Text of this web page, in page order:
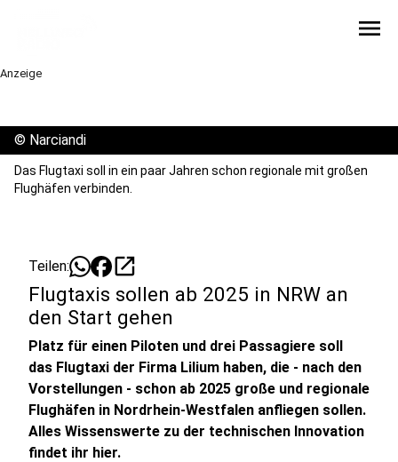
menu
Anzeige
© Narciandi
Das Flugtaxi soll in ein paar Jahren schon regionale mit großen
Flughäfen verbinden.
Teilen: open_in_new
Flugtaxis sollen ab 2025 in NRW an
den Start gehen
Platz für einen Piloten und drei Passagiere soll
das Flugtaxi der Firma Lilium haben, die - nach den
Vorstellungen - schon ab 2025 große und regionale
Flughäfen in Nordrhein-Westfalen anfliegen sollen.
Alles Wissenswerte zu der technischen Innovation
findet ihr hier.